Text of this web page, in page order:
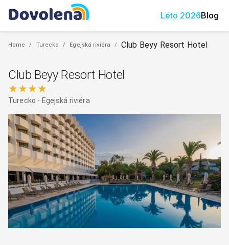
Léto 2026Blog
Home / Turecko / Egejská riviéra / Club Beyy Resort Hotel
Club Beyy Resort Hotel
★★★★
Turecko - Egejská riviéra